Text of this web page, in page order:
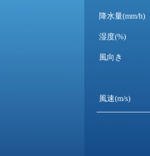
降水量(mm/h)
湿度(%)
風向き
風速(m/s)